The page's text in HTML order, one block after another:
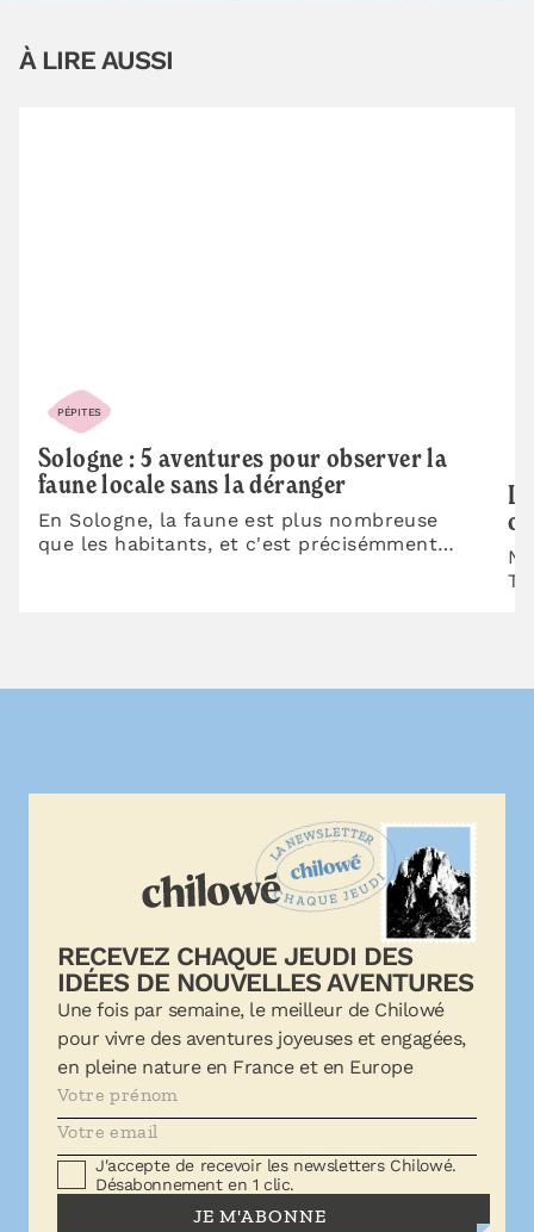
À LIRE AUSSI
PÉPITES
Sologne : 5 aventures pour observer la
faune locale sans la déranger
En Sologne, la faune est plus nombreuse
que les habitants, et c'est précisémment
RECEVEZ CHAQUE JEUDI DES
IDÉES DE NOUVELLES AVENTURES
Une fois par semaine, le meilleur de Chilowé
pour vivre des aventures joyeuses et engagées,
en pleine nature en France et en Europe
J'accepte de recevoir les newsletters Chilowé.
Désabonnement en 1 clic.
JE M'ABONNE